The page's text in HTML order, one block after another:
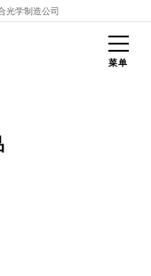
光学制造公司
菜单